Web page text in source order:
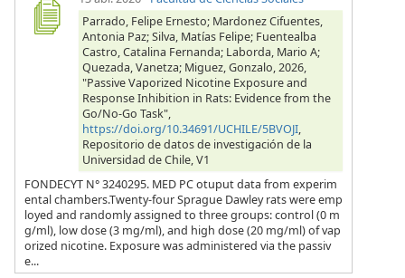
Parrado, Felipe Ernesto; Mardonez Cifuentes,
Antonia Paz; Silva, Matías Felipe; Fuentealba
Castro, Catalina Fernanda; Laborda, Mario A;
Quezada, Vanetza; Miguez, Gonzalo, 2026,
"Passive Vaporized Nicotine Exposure and
Response Inhibition in Rats: Evidence from the
Go/No-Go Task",
https://doi.org/10.34691/UCHILE/5BVOJI,
Repositorio de datos de investigación de la
Universidad de Chile, V1
FONDECYT N° 3240295. MED PC otuput data from experim
ental chambers.Twenty-four Sprague Dawley rats were emp
loyed and randomly assigned to three groups: control (0 m
g/ml), low dose (3 mg/ml), and high dose (20 mg/ml) of vap
orized nicotine. Exposure was administered via the passiv
e...